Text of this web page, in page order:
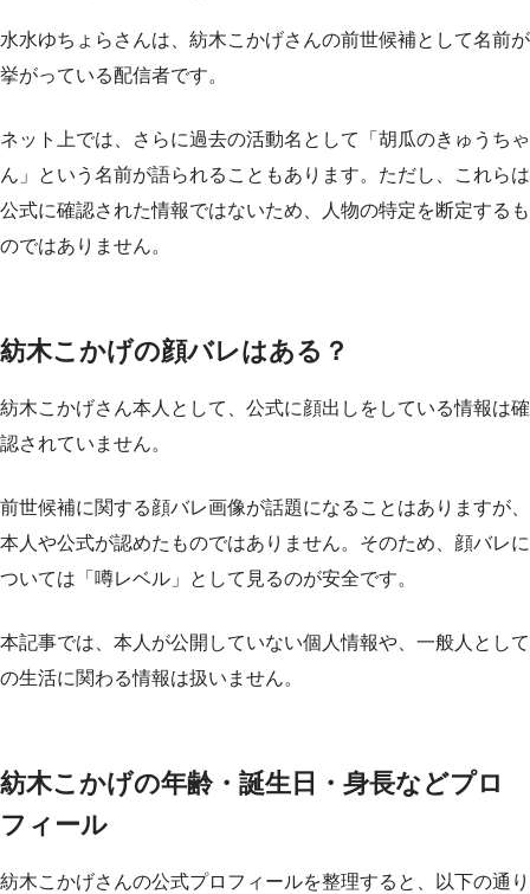
水水ゆちょらさんは、紡木こかげさんの前世候補として名前が
挙がっている配信者です。
ネット上では、さらに過去の活動名として「胡瓜のきゅうちゃ
ん」という名前が語られることもあります。ただし、これらは
公式に確認された情報ではないため、人物の特定を断定するも
のではありません。
紡木こかげの顔バレはある？
紡木こかげさん本人として、公式に顔出しをしている情報は確
認されていません。
前世候補に関する顔バレ画像が話題になることはありますが、
本人や公式が認めたものではありません。そのため、顔バレに
ついては「噂レベル」として見るのが安全です。
本記事では、本人が公開していない個人情報や、一般人として
の生活に関わる情報は扱いません。
紡木こかげの年齢・誕生日・身長などプロ
フィール
紡木こかげさんの公式プロフィールを整理すると、以下の通り